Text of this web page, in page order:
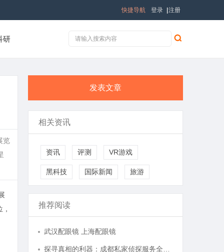
登录 注册
快捷导航
研
览
发表文章
相关资讯
资讯 评测 VR游戏
黑科技 国际新闻 旅游
推荐阅读
武汉配眼镜 上海配眼镜